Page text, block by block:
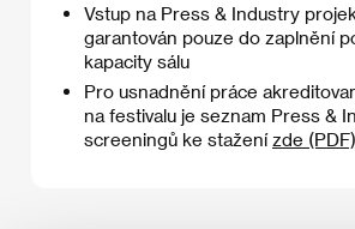
Vstup na Press & Industry
garantován pouze do zaplnění
kapacity sálu
Pro usnadnění práce
na festivalu je seznam Press &
screeningů ke stažení zde (PDF)